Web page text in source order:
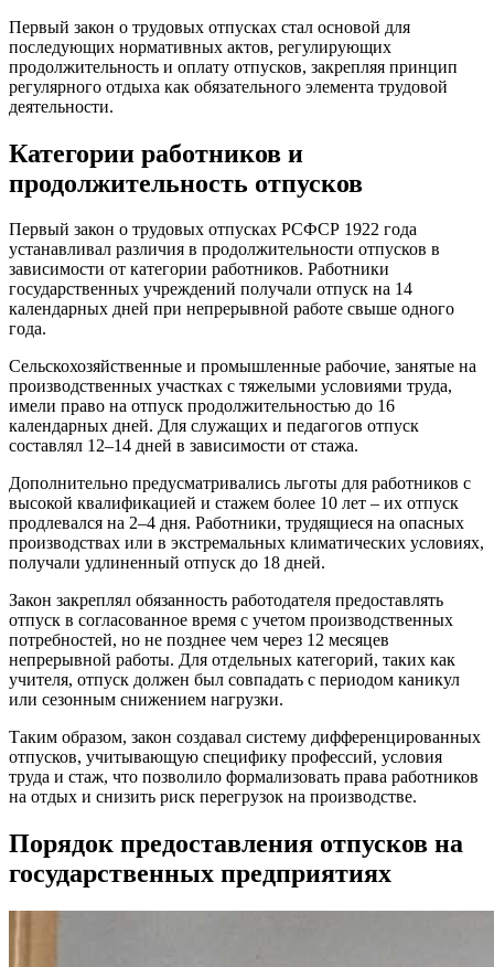
Первый закон о трудовых отпусках стал основой для
последующих нормативных актов, регулирующих
продолжительность и оплату отпусков, закрепляя принцип
регулярного отдыха как обязательного элемента трудовой
деятельности.
Категории работников и
продолжительность отпусков
Первый закон о трудовых отпусках РСФСР 1922 года
устанавливал различия в продолжительности отпусков в
зависимости от категории работников. Работники
государственных учреждений получали отпуск на 14
календарных дней при непрерывной работе свыше одного
года.
Сельскохозяйственные и промышленные рабочие, занятые на
производственных участках с тяжелыми условиями труда,
имели право на отпуск продолжительностью до 16
календарных дней. Для служащих и педагогов отпуск
составлял 12–14 дней в зависимости от стажа.
Дополнительно предусматривались льготы для работников с
высокой квалификацией и стажем более 10 лет – их отпуск
продлевался на 2–4 дня. Работники, трудящиеся на опасных
производствах или в экстремальных климатических условиях,
получали удлиненный отпуск до 18 дней.
Закон закреплял обязанность работодателя предоставлять
отпуск в согласованное время с учетом производственных
потребностей, но не позднее чем через 12 месяцев
непрерывной работы. Для отдельных категорий, таких как
учителя, отпуск должен был совпадать с периодом каникул
или сезонным снижением нагрузки.
Таким образом, закон создавал систему дифференцированных
отпусков, учитывающую специфику профессий, условия
труда и стаж, что позволило формализовать права работников
на отдых и снизить риск перегрузок на производстве.
Порядок предоставления отпусков на
государственных предприятиях